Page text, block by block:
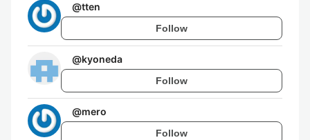
@tten
Follow
@kyoneda
Follow
@mero
Follow